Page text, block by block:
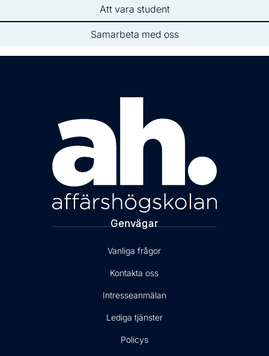
Att vara student
Samarbeta med oss
Genvägar
Vanliga frågor
Kontakta oss
Intresseanmälan
Lediga tjänster
Policys